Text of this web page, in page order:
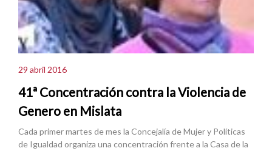
29 abril 2016
41ª Concentración contra la Violencia de
Genero en Mislata
Cada primer martes de mes la Concejalía de Mujer y Políticas
de Igualdad organiza una concentración frente a la Casa de la